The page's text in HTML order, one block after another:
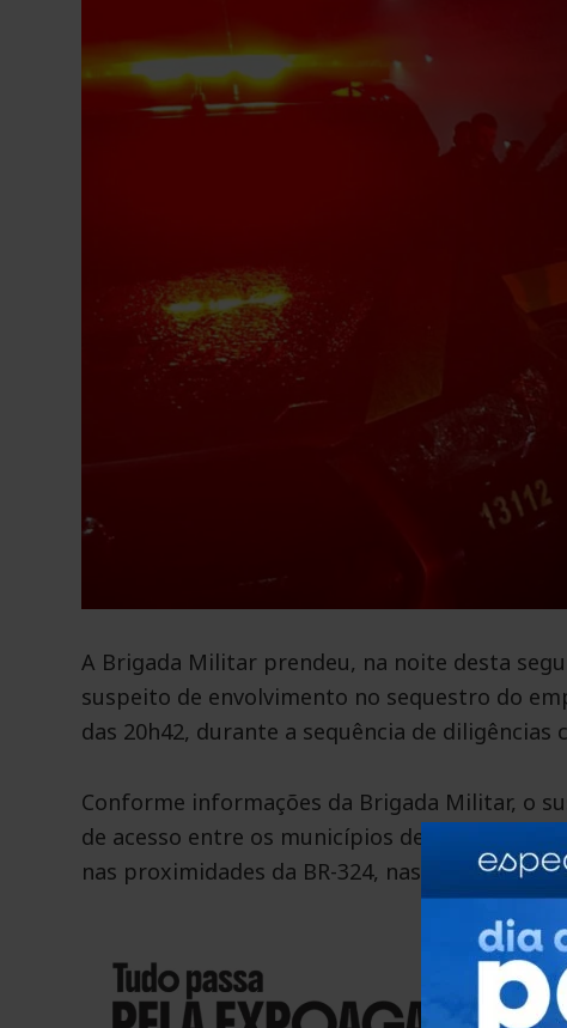
A Brigada Militar prendeu, na noite desta
suspeito de envolvimento no sequestro do
das 20h42, durante a sequência de diligências
Conforme informações da Brigada Militar, o
de acesso entre os municípios de Marau e
nas proximidades da BR-324, nas imediações